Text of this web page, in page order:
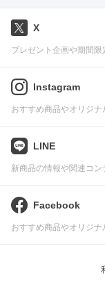
X
プレゼント企画や期間
Instagram
おすすめ商品やオリジ
LINE
新商品の情報や関連コン
Facebook
おすすめ商品やオリジ